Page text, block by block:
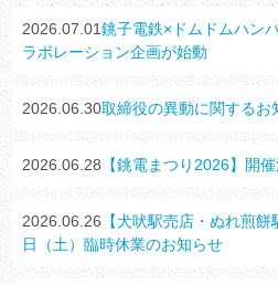
2026.07.01銚子電鉄×ドムドムハン
ラボレーション企画が始動
2026.06.30取締役の異動に関するお
2026.06.28 【銚電まつり2026】開催
2026.06.26 【犬吠駅売店・ぬれ煎
日（土）臨時休業のお知らせ